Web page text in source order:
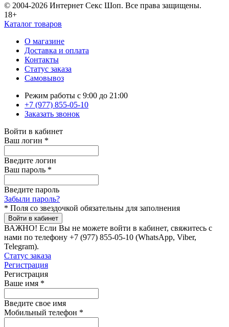
© 2004-2026 Интернет Секс Шоп. Все права защищены.
18+
Каталог товаров
О магазине
Доставка и оплата
Контакты
Статус заказа
Самовывоз
Режим работы с 9:00 до 21:00
+7 (977) 855-05-10
Заказать звонок
Войти в кабинет
Ваш логин *
Введите логин
Ваш пароль *
Введите пароль
Забыли пароль?
* Поля со звездочкой обязательны для заполнения
Войти в кабинет
ВАЖНО! Если Вы не можете войти в кабинет, свяжитесь с
нами по телефону +7 (977) 855-05-10 (WhatsApp, Viber,
Telegram).
Статус заказа
Регистрация
Регистрация
Ваше имя *
Введите свое имя
Мобильный телефон *